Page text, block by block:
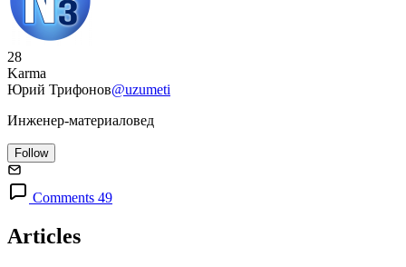
28
Karma
Юрий Трифонов@uzumeti
Инженер-материаловед
Follow
Comments 49
Articles